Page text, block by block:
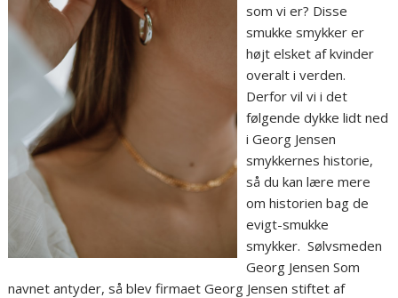
som vi er? Disse
smukke smykker er
højt elsket af kvinder
overalt i verden.
Derfor vil vi i det
følgende dykke lidt ned
i Georg Jensen
smykkernes historie,
så du kan lære mere
om historien bag de
evigt-smukke
smykker. Sølvsmeden
Georg Jensen Som
navnet antyder, så blev firmaet Georg Jensen stiftet af